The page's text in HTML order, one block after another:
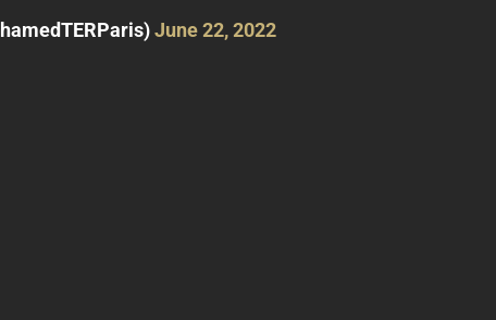
June 22, 2022